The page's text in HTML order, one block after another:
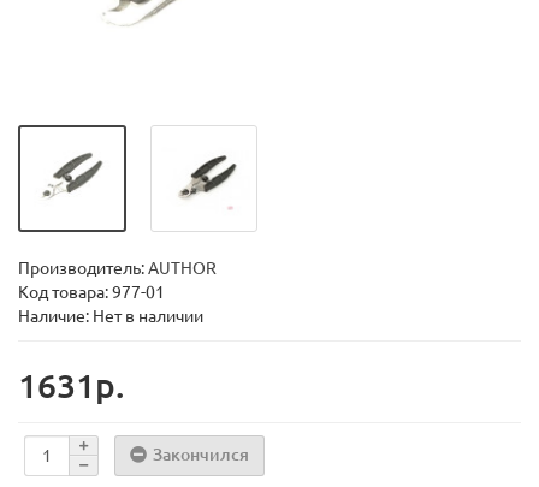
Производитель:AUTHOR
Код товара:977-01
Наличие: Нет в наличии
1631р.
Закончился